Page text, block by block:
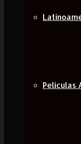
Películas